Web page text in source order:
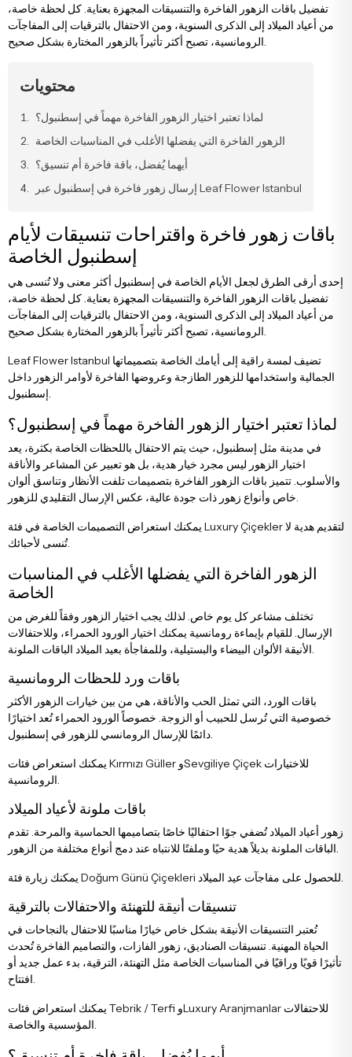
زهور الخطوبة وعقد القران
زهور للأصدقاء
زهور للمعلمين
زهور للأم
زهور للأب
زهور التهنئة والترقية
زهور الترحيب بالمولود الجديد
زهور عيد الميلاد
كابتشينو
باقات الستريليتزيا
باقات الفاوانيا
باقات الياقوتية
باقات كبيرة
باقات إرينغول
باقات الأقحوان والزهور البرية
باقات ورد مع دب محشو
باقات أناستاسيا
تنسيقات الفاوانيا
تنسيقات ميجا
تنسيقات وتصاميم فاخرة
تفضيل باقات الزهور الفاخرة والتنسيقات المجهزة بعناية. كل لحظة خاصة،
من أعياد الميلاد إلى الذكرى السنوية، ومن الاحتفال بالترقيات إلى المفاجآت
الرومانسية، تصبح أكثر تأثيراً بالزهور المختارة بشكل صحيح.
محتويات
لماذا تعتبر اختيار الزهور الفاخرة مهماً في إسطنبول؟
الزهور الفاخرة التي يفضلها الأغلب في المناسبات الخاصة
أيهما يُفضل، باقة فاخرة أم تنسيق؟
إرسال زهور فاخرة في إسطنبول عبر Leaf Flower Istanbul
باقات زهور فاخرة واقتراحات تنسيقات لأيام
إسطنبول الخاصة
إحدى أرقى الطرق لجعل الأيام الخاصة في إسطنبول أكثر معنى ولا تُنسى هي
تفضيل باقات الزهور الفاخرة والتنسيقات المجهزة بعناية. كل لحظة خاصة،
من أعياد الميلاد إلى الذكرى السنوية، ومن الاحتفال بالترقيات إلى المفاجآت
الرومانسية، تصبح أكثر تأثيراً بالزهور المختارة بشكل صحيح.
Leaf Flower Istanbul
الجمالية واستخدامها للزهور الطازجة وعروضها الفاخرة لأوامر الزهور داخل
إسطنبول.
لماذا تعتبر اختيار الزهور الفاخرة مهماً في إسطنبول؟
في مدينة مثل إسطنبول، حيث يتم الاحتفال باللحظات الخاصة بكثرة، يعد
اختيار الزهور ليس مجرد خيار هدية، بل هو تعبير عن المشاعر والأناقة
والأسلوب. تتميز باقات الزهور الفاخرة بتصميمات تلفت الأنظار وتناسق ألوان
خاص وأنواع زهور ذات جودة عالية، عكس الإرسال التقليدي للزهور.
Luxury Çiçekler
تُنسى لأحبائك.
الزهور الفاخرة التي يفضلها الأغلب في المناسبات
الخاصة
تختلف مشاعر كل يوم خاص. لذلك يجب اختيار الزهور وفقاً للغرض من
الإرسال. للقيام بإيماءة رومانسية يمكنك اختيار الورود الحمراء، وللاحتفالات
الأنيقة الألوان البيضاء والبستيلية، وللمفاجأة بعيد الميلاد الباقات الملونة.
باقات ورد للحظات الرومانسية
باقات الورد، التي تمثل الحب والأناقة، هي من بين خيارات الزهور الأكثر
خصوصية التي تُرسل للحبيب أو الزوجة. خصوصاً الورود الحمراء تُعد اختيارًا
دائمًا للإرسال الرومانسي للزهور في إسطنبول.
Kırmızı Güller وSevgiliye Çiçek
الرومانسية.
باقات ملونة لأعياد الميلاد
زهور أعياد الميلاد تُضفي جوًا احتفاليًا خاصًا بتصاميمها الحماسية والمرحة. تقدم
الباقات الملونة بديلاً هدية حيًا وملفتًا للانتباه عند دمج أنواع مختلفة من الزهور.
Doğum Günü Çiçekleri للحصول على مفاجآت عيد الميلاد.
تنسيقات أنيقة للتهنئة والاحتفالات بالترقية
تُعتبر التنسيقات الأنيقة بشكل خاص خيارًا مناسبًا للاحتفال بالنجاحات في
الحياة المهنية. تنسيقات الصناديق، زهور الفازات، والتصاميم الفاخرة تُحدث
تأثيرًا قويًا وراقيًا في المناسبات الخاصة مثل التهنئة، الترقية، بدء عمل جديد أو
افتتاح.
Tebrik / Terfi وLuxury Aranjmanlar
المؤسسية والخاصة.